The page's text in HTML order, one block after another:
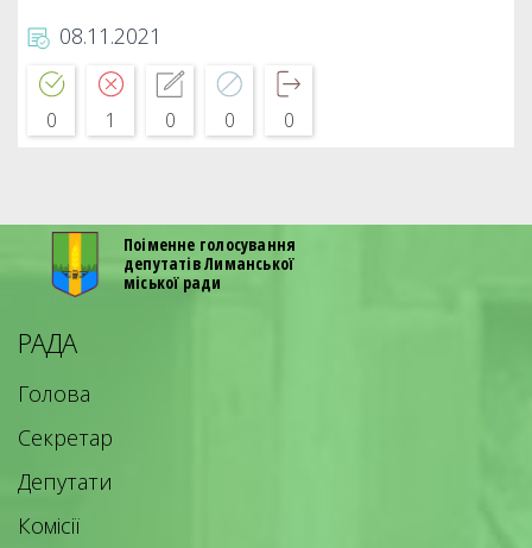
08.11.2021
0 1 0 0 0
Поіменне голосування
депутатів Лиманської
міської ради
РАДА
Голова
Секретар
Депутати
Комісії